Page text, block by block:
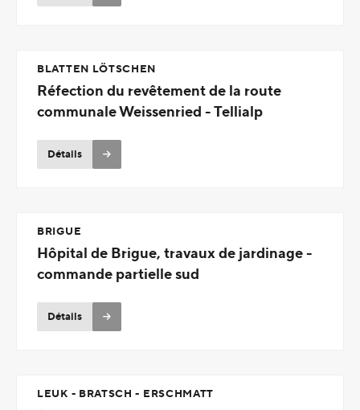
BLATTEN LÖTSCHEN
Réfection du revêtement de la route
communale Weissenried - Tellialp
Détails
BRIGUE
Hôpital de Brigue, travaux de jardinage -
commande partielle sud
Détails
LEUK - BRATSCH - ERSCHMATT